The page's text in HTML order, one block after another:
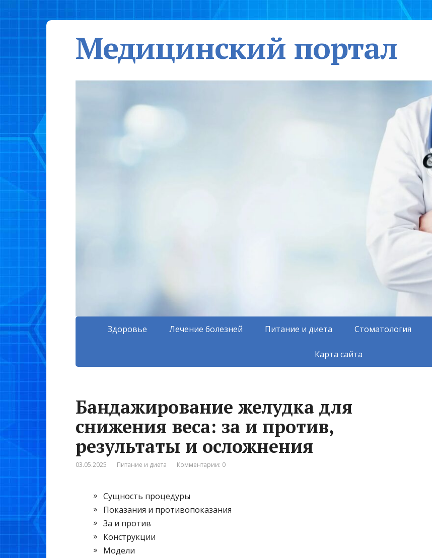
Медицинский портал
Здоровье Лечение болезней Питание и диета Стоматология
Карта сайта
Бандажирование желудка для
снижения веса: за и против,
результаты и осложнения
03.05.2025 Питание и диета Комментарии: 0
Сущность процедуры
Показания и противопоказания
За и против
Конструкции
Модели